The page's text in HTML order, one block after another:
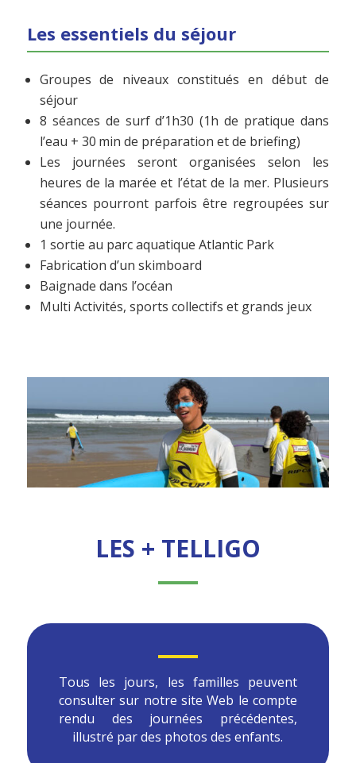
Les essentiels du séjour
Groupes de niveaux constitués en début de
séjour
8 séances de surf d’1h30 (1h de pratique dans
l’eau + 30 min de préparation et de briefing)
Les journées seront organisées selon les
heures de la marée et l’état de la mer. Plusieurs
séances pourront parfois être regroupées sur
une journée.
1 sortie au parc aquatique Atlantic Park
Fabrication d’un skimboard
Baignade dans l’océan
Multi Activités, sports collectifs et grands jeux
LES + TELLIGO
Tous les jours, les familles peuvent
consulter sur notre site Web le compte
rendu des journées précédentes,
illustré par des photos des enfants.